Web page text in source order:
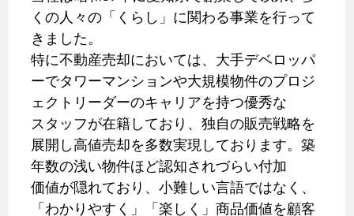
くの人々の「くらし」に関わる事業を行って
きました。
特に不動産売却においては、大手デベロッパ
ーでタワーマンションや大規模物件のプロジ
ェクトリーダーのキャリアを持つ優秀な
スタッフが在籍しており、独自の販売戦略を
展開し高値売却を多数実現しております。築
年数の浅い物件ほど認知されづらい付加
価値が隠れており、小難しい言語ではなく、
「わかりやすく」「楽しく」商品価値を顧客